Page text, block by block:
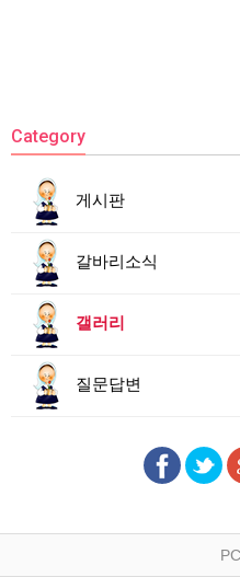
Category
게시판
갈바리소식
갤러리
질문답변